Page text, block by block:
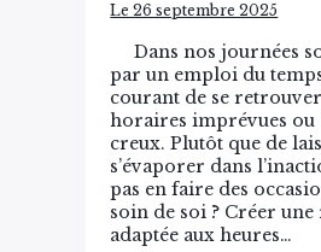
Le 26 septembre 2025
Dans nos journées
par un emploi du
courant de se
horaires imprévues ou
creux. Plutôt que de
s’évaporer dans
pas en faire des
soin de soi ? Créer
adaptée aux heures…